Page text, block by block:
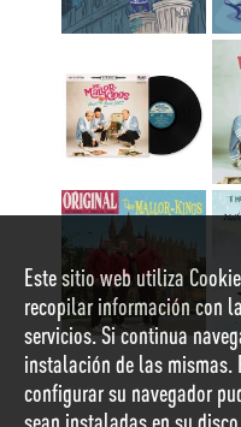
Este sitio web utiliza
recopilar información con
servicios. Si continua
instalación de las
configurar su navegador